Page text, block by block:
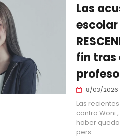
Las
fin tras
8/03/2026
Las
contra Woni ,
haber
pers...